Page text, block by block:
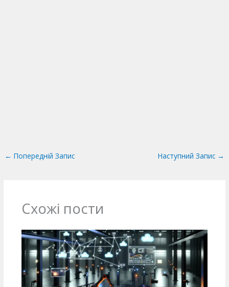
← Попередній Запис Наступний Запис →
Схожі пости